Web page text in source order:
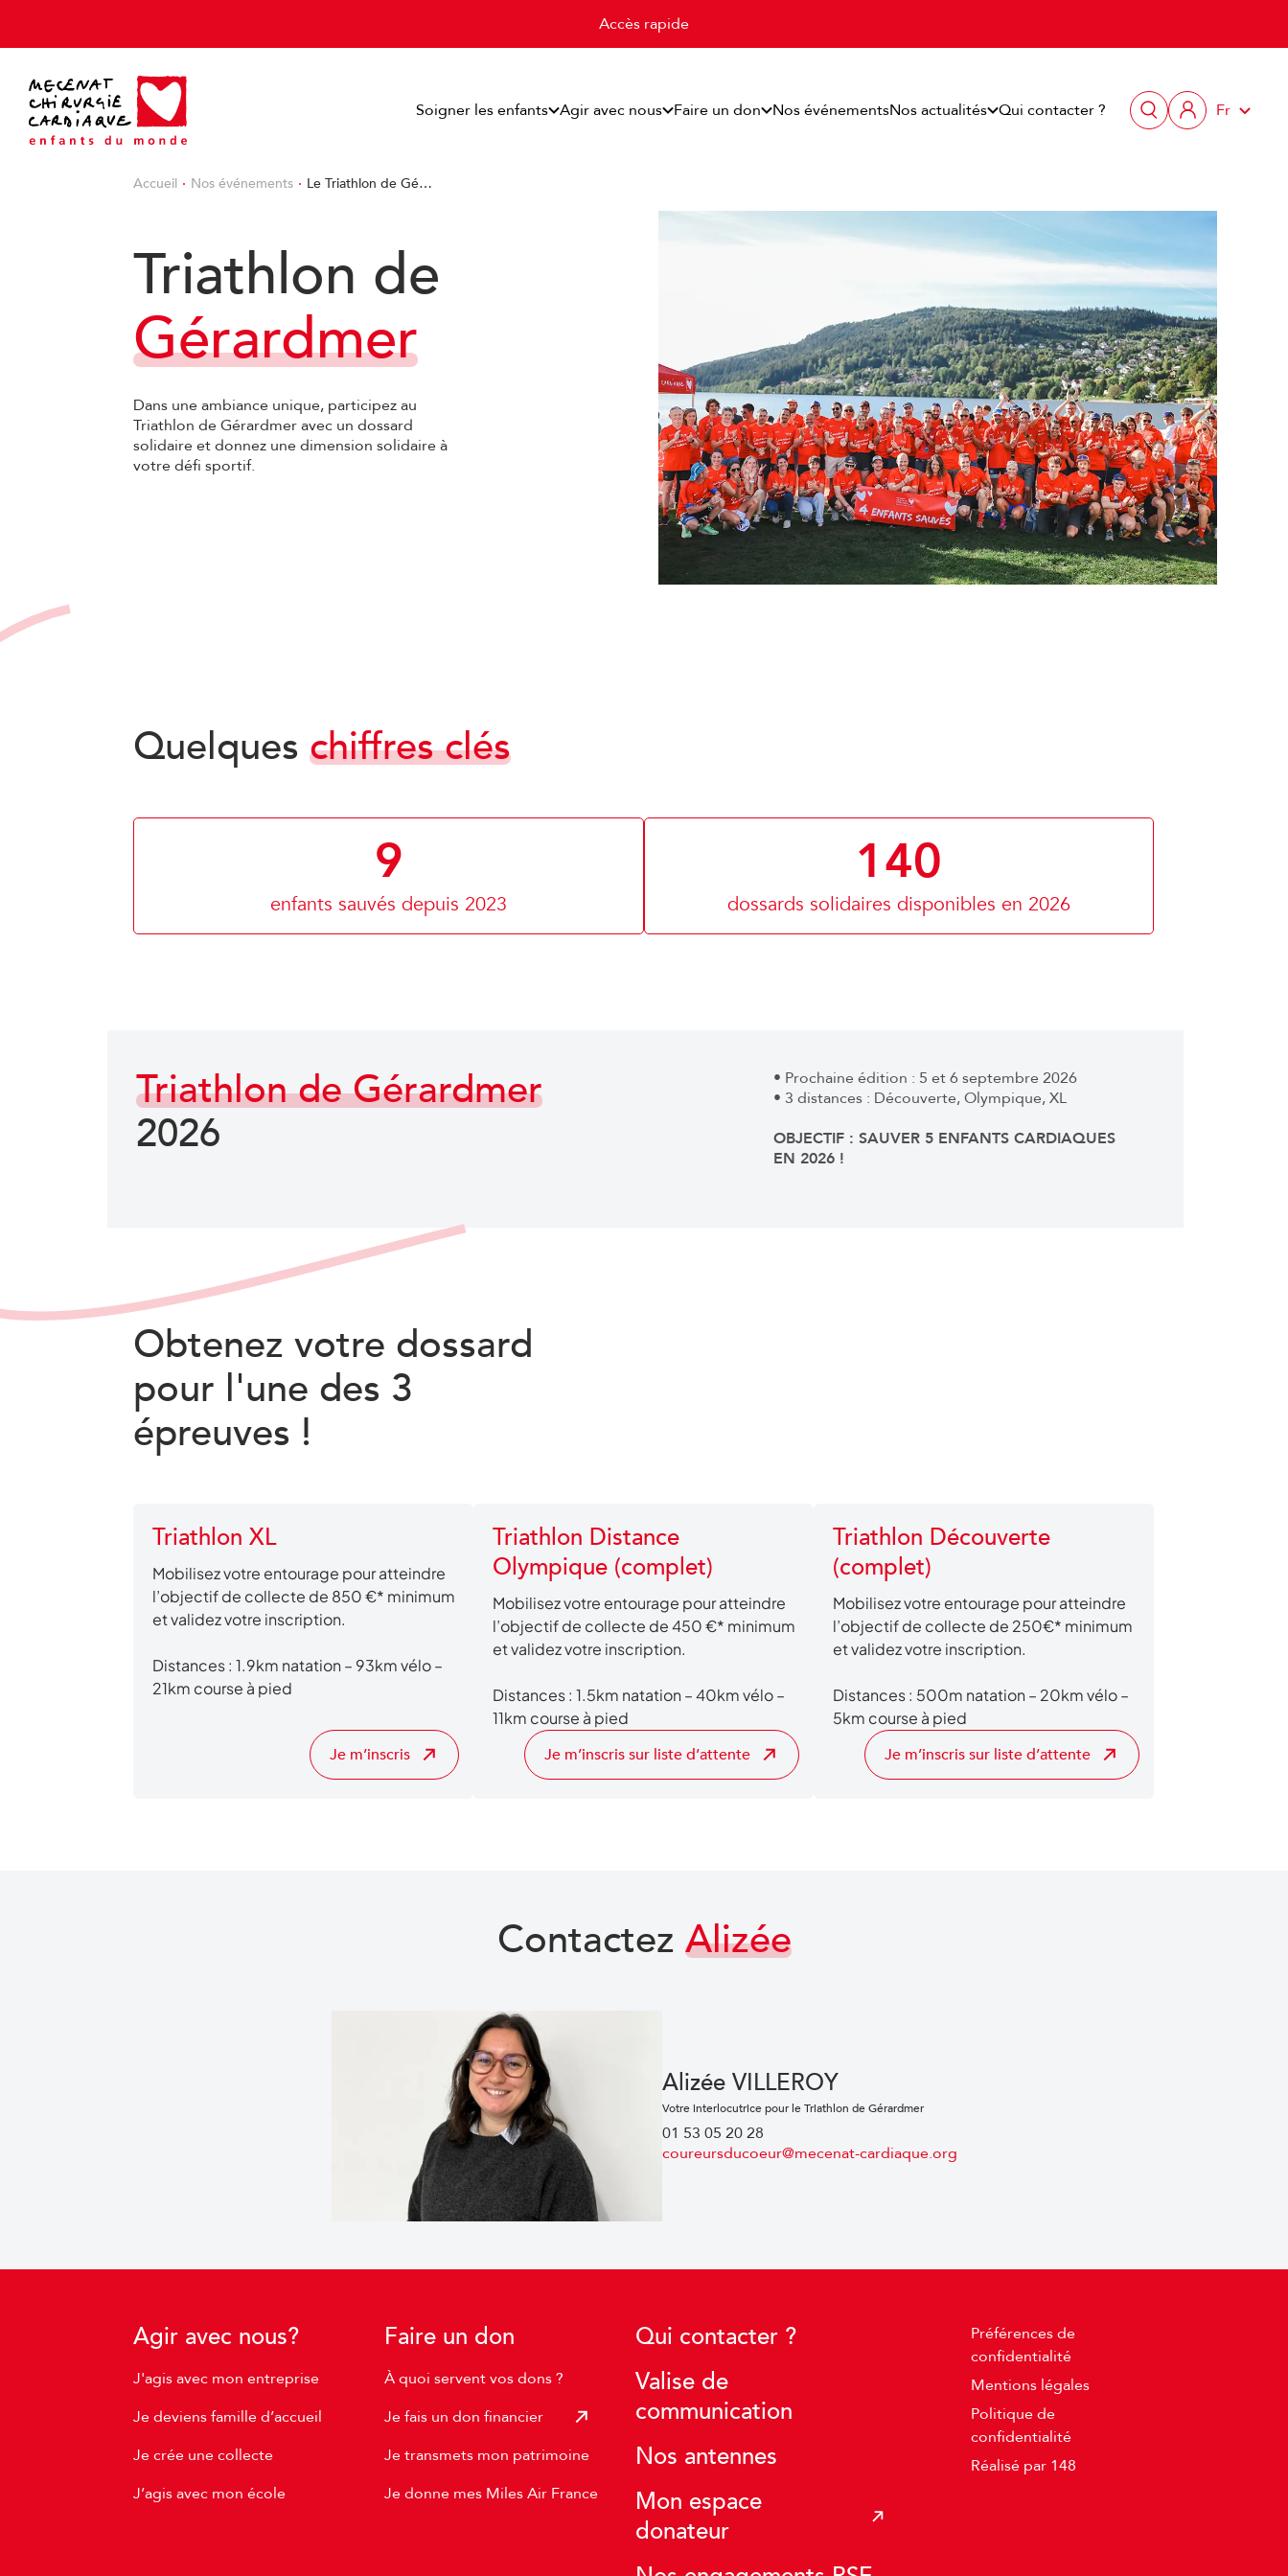
Accès rapide
Soigner les enfants Agir avec nous Faire un don Nos événementsNos actualités Qui contacter ? Fr
Accueil Nos événements Le Triathlon de Gé…
Triathlon de
Gérardmer
Dans une ambiance unique, participez au
Triathlon de Gérardmer avec un dossard
solidaire et donnez une dimension solidaire à
votre défi sportif.
Quelqueschiffres clés
9
enfants sauvés depuis 2023
140
dossards solidaires disponibles en 2026
Triathlon de Gérardmer
2026
• Prochaine édition : 5 et 6 septembre 2026
• 3 distances : Découverte, Olympique, XL
OBJECTIF : SAUVER 5 ENFANTS CARDIAQUES
EN 2026 !
Obtenez votre dossard
pour l'une des 3
épreuves !
Triathlon XL
Mobilisez votre entourage pour atteindre
l’objectif de collecte de 850 €* minimum
et validez votre inscription.
Distances : 1.9km natation – 93km vélo –
21km course à pied
Je m’inscris
Triathlon Distance
Olympique (complet)
Mobilisez votre entourage pour atteindre
l’objectif de collecte de 450 €* minimum
et validez votre inscription.
Distances : 1.5km natation – 40km vélo –
11km course à pied
Je m’inscris sur liste d’attente
Triathlon Découverte
(complet)
Mobilisez votre entourage pour atteindre
l’objectif de collecte de 250€* minimum
et validez votre inscription.
Distances : 500m natation – 20km vélo –
5km course à pied
Je m’inscris sur liste d’attente
Contactez Alizée
Alizée VILLEROY
Votre interlocutrice pour le Triathlon de Gérardmer
01 53 05 20 28
coureursducoeur@mecenat-cardiaque.org
Agir avec nous?
J'agis avec mon entreprise
Je deviens famille d’accueil
Je crée une collecte
J’agis avec mon école
Faire un don
À quoi servent vos dons ?
Je fais un don financier
Je transmets mon patrimoine
Je donne mes Miles Air France
Qui contacter ?
Valise de
communication
Nos antennes
Mon espace
donateur
Préférences de
confidentialité
Mentions légales
Politique de
confidentialité
Réalisé par 148